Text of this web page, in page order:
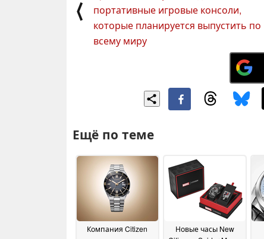
⟨
портативные игровые консоли,
которые планируется выпустить по
всему миру
Ещё по теме
Компания Citizen
Новые часы New